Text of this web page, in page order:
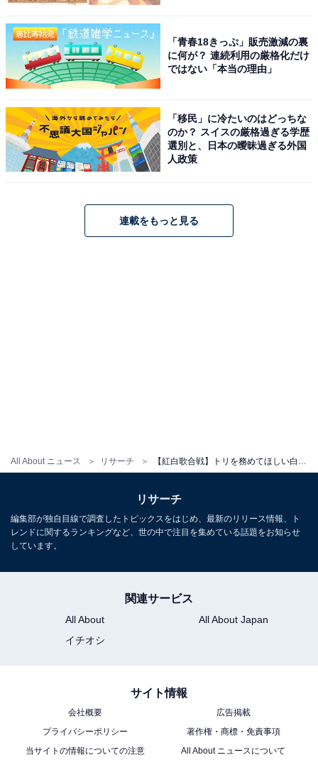
All About ニュース リサーチ
「青春18きっぷ」販売激減の裏
に何が？ 連続利用の厳格化だけ
ではない「本当の理由」
「移民」に冷たいのはどっちな
のか？ スイスの厳格過ぎる学歴
選別と、日本の曖昧過ぎる外国
人政策
連載をもっと見る
リサーチ
編集部が独自目線で調査したトピックスをはじめ、最新のリリース情報、ト
レンドに関するランキングなど、世の中で注目を集めている話題をお知らせ
しています。
関連サービス
All About
All About Japan
イチオシ
サイト情報
会社概要
広告掲載
プライバシーポリシー
著作権・商標・免責事項
当サイトの情報についての注意
All About ニュースについて